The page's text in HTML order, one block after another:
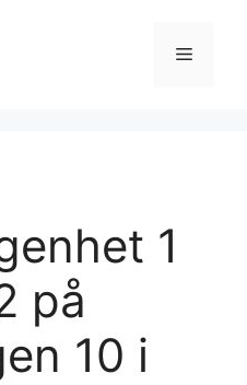
Meny
1
på
10 i